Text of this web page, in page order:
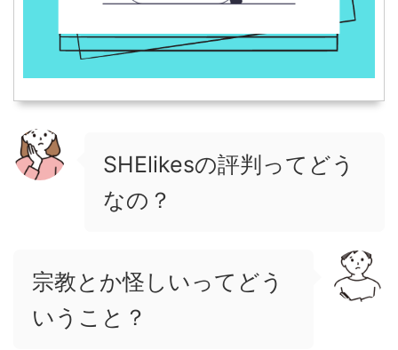
SHElikesの評判ってどう
なの？
宗教とか怪しいってどう
いうこと？